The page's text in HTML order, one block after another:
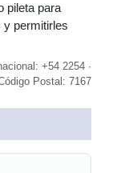
pileta para
y permitirles
+54 2254 ·
Postal: 7167